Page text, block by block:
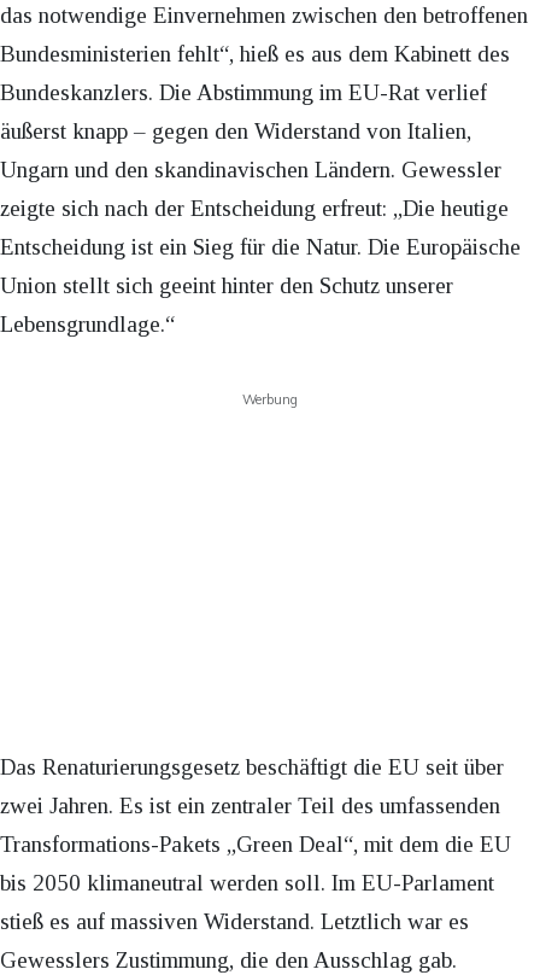
das notwendige Einvernehmen zwischen den betroffenen
Bundesministerien fehlt“, hieß es aus dem Kabinett des
Bundeskanzlers. Die Abstimmung im EU-Rat verlief
äußerst knapp – gegen den Widerstand von Italien,
Ungarn und den skandinavischen Ländern. Gewessler
zeigte sich nach der Entscheidung erfreut: „Die heutige
Entscheidung ist ein Sieg für die Natur. Die Europäische
Union stellt sich geeint hinter den Schutz unserer
Lebensgrundlage.“
Werbung
Das Renaturierungsgesetz beschäftigt die EU seit über
zwei Jahren. Es ist ein zentraler Teil des umfassenden
Transformations-Pakets „Green Deal“, mit dem die EU
bis 2050 klimaneutral werden soll. Im EU-Parlament
stieß es auf massiven Widerstand. Letztlich war es
Gewesslers Zustimmung, die den Ausschlag gab.